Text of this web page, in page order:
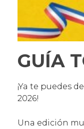
GUÍA
¡Ya te puedes
2026!
Una edición